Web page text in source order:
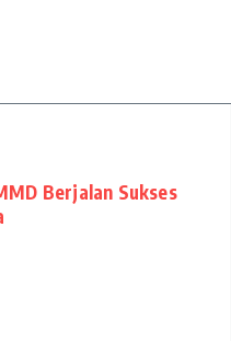
Berjalan Sukses